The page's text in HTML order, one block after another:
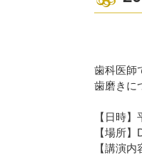
歯科医師
歯磨きに
【日時
【場所
【講演